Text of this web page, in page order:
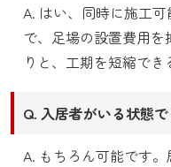
A. はい、同時に施工
で、足場の設置費用
りと、工期を短縮でき
Q. 入居者がいる状態
A. もちろん可能です